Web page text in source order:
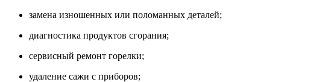
замена изношенных или поломанных деталей;
диагностика продуктов сгорания;
сервисный ремонт горелки;
удаление сажи с приборов;